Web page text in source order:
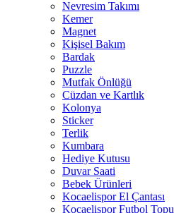
Nevresim Takımı
Kemer
Magnet
Kişisel Bakım
Bardak
Puzzle
Mutfak Önlüğü
Cüzdan ve Kartlık
Kolonya
Sticker
Terlik
Kumbara
Hediye Kutusu
Duvar Saati
Bebek Ürünleri
Kocaelispor El Çantası
Kocaelispor Futbol Topu